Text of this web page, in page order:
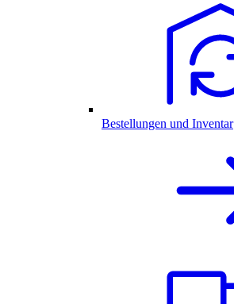
Bestellungen und Inventar